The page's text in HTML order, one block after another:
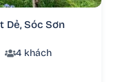
Dẻ, Sóc Sơn
4 khách